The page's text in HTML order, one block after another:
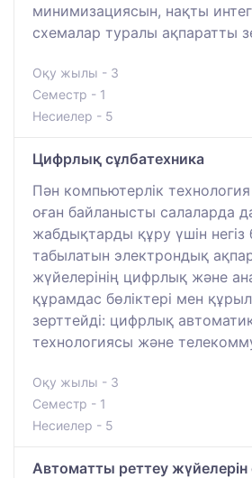
минимизациясын, нақты
схемалар туралы ақпаратты
Оқу жылы - 3
Семестр - 1
Несиелер - 5
Цифрлық сұлбатехника
Пән компьютерлік
оған байланысты салаларда
жабдықтарды құру үшін негіз
табылатын электрондық
жүйелерінің цифрлық және
құрамдас бөліктері мен
зерттейді: цифрлық
технологиясы және
Оқу жылы - 3
Семестр - 1
Несиелер - 5
Автоматты реттеу жүйелерін